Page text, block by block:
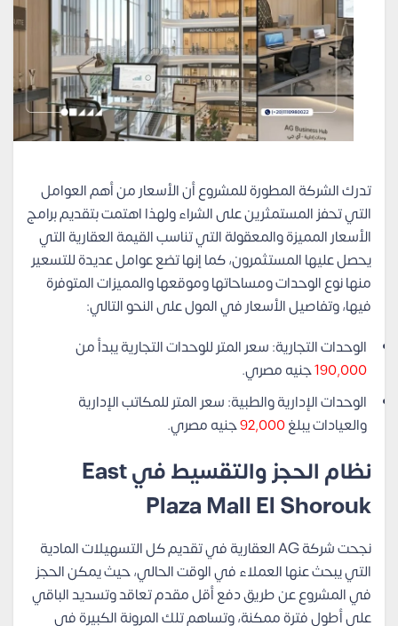
تدرك الشركة المطورة للمشروع أن الأسعار من أهم العوامل
التي تحفز المستمثرين على الشراء ولهذا اهتمت بتقديم برامج
الأسعار المميزة والمعقولة التي تناسب القيمة العقارية التي
يحصل عليها المستثمرون، كما إنها تضع عوامل عديدة للتسعير
منها نوع الوحدات ومساحاتها وموقعها والمميزات المتوفرة
فيها، وتفاصيل الأسعار في المول على النحو التالي:
الوحدات التجارية: سعر المتر للوحدات التجارية يبدأ من
190,000جنيه مصري.
الوحدات الإدارية والطبية: سعر المتر للمكاتب الإدارية
والعيادات يبلغ92,000جنيه مصري.
نظام الحجز والتقسيط في East
Plaza Mall El Shorouk
نجحت شركة AG العقارية في تقديم كل التسهيلات المادية
التي يبحث عنها العملاء في الوقت الحالي، حيث يمكن الحجز
في المشروع عن طريق دفع أقل مقدم تعاقد وتسديد الباقي
على أطول فترة ممكنة، وتساهم تلك المرونة الكبيرة في